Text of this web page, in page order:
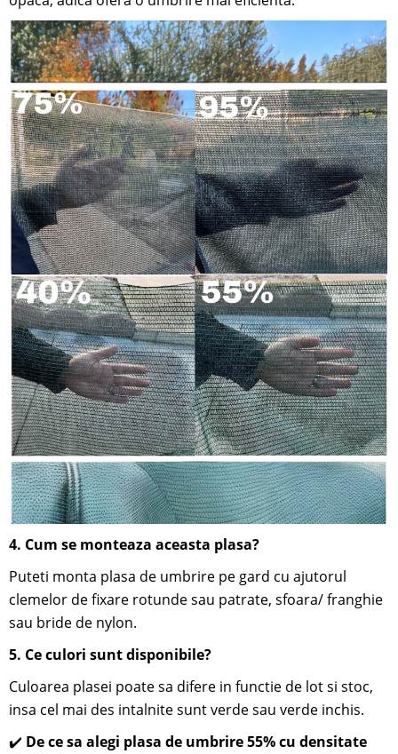
4. Cum se monteaza aceasta plasa?
Puteti monta plasa de umbrire pe gard cu ajutorul
clemelor de fixare rotunde sau patrate, sfoara/ franghie
sau bride de nylon.
5. Ce culori sunt disponibile?
Culoarea plasei poate sa difere in functie de lot si stoc,
insa cel mai des intalnite sunt verde sau verde inchis.
✔️ De ce sa alegi plasa de umbrire 55% cu densitate